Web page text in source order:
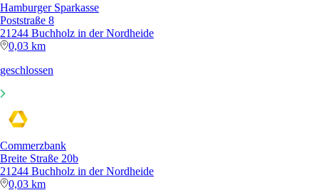
Hamburger Sparkasse
Poststraße 8
21244 Buchholz in der Nordheide
0,03 km
geschlossen
Commerzbank
Breite Straße 20b
21244 Buchholz in der Nordheide
0,03 km